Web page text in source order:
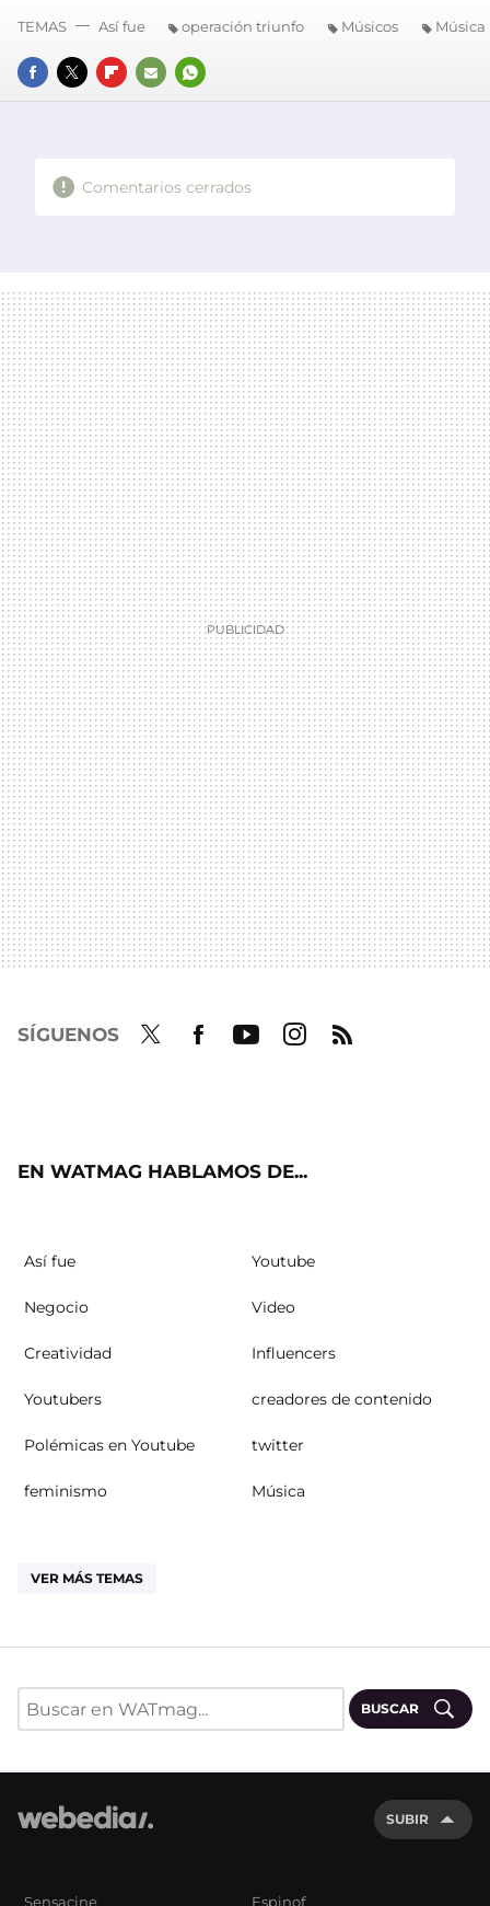
FACEBOOK
TWITTERFLIPBOARD
E-
WHATSAPP
TEMAS Así fue operación triunfo Músicos Música
Comentarios cerrados
SÍGUENOS
EN WATMAG HABLAMOS DE...
Así fue Youtube
Negocio Video
Creatividad Influencers
Youtubers creadores de contenido
Polémicas en Youtube twitter
feminismo Música
VER MÁS TEMAS
BUSCAR
SUBIR
Sensacine Espinof